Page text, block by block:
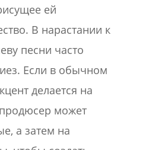
ей
В нарастании к
песни часто
Если в обычном
делается на
может
а затем на